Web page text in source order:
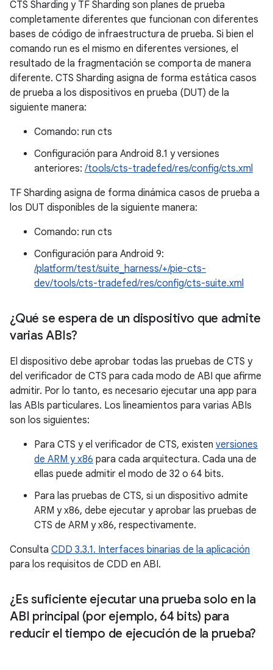
CTS Sharding y TF Sharding son planes de prueba
completamente diferentes que funcionan con diferentes
bases de código de infraestructura de prueba. Si bien el
comando run es el mismo en diferentes versiones, el
resultado de la fragmentación se comporta de manera
diferente. CTS Sharding asigna de forma estática casos
de prueba a los dispositivos en prueba (DUT) de la
siguiente manera:
Comando: run cts
Configuración para Android 8.1 y versiones
anteriores: /tools/cts-tradefed/res/config/cts.xml
TF Sharding asigna de forma dinámica casos de prueba a
los DUT disponibles de la siguiente manera:
Comando: run cts
Configuración para Android 9:
/platform/test/suite_harness/+/pie-cts-
dev/tools/cts-tradefed/res/config/cts-suite.xml
¿Qué se espera de un dispositivo que admite
varias ABIs?
El dispositivo debe aprobar todas las pruebas de CTS y
del verificador de CTS para cada modo de ABI que afirme
admitir. Por lo tanto, es necesario ejecutar una app para
las ABIs particulares. Los lineamientos para varias ABIs
son los siguientes:
Para CTS y el verificador de CTS, existen versiones
de ARM y x86 para cada arquitectura. Cada una de
ellas puede admitir el modo de 32 o 64 bits.
Para las pruebas de CTS, si un dispositivo admite
ARM y x86, debe ejecutar y aprobar las pruebas de
CTS de ARM y x86, respectivamente.
Consulta CDD 3.3.1. Interfaces binarias de la aplicación
para los requisitos de CDD en ABI.
¿Es suficiente ejecutar una prueba solo en la
ABI principal (por ejemplo, 64 bits) para
reducir el tiempo de ejecución de la prueba?